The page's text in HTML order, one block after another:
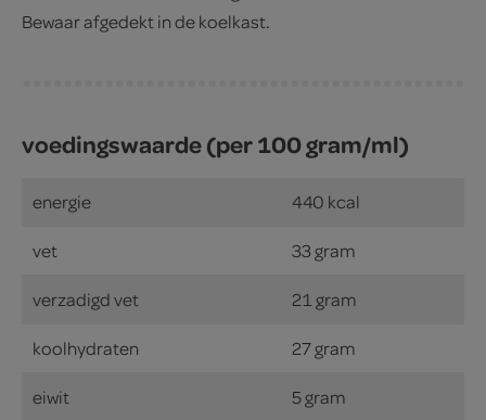
Bewaar afgedekt in de koelkast.
voedingswaarde (per 100 gram/ml)
energie 440 kcal
vet 33 gram
verzadigd vet 21 gram
koolhydraten 27 gram
eiwit 5 gram